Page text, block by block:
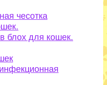
чесотка
блох для кошек.